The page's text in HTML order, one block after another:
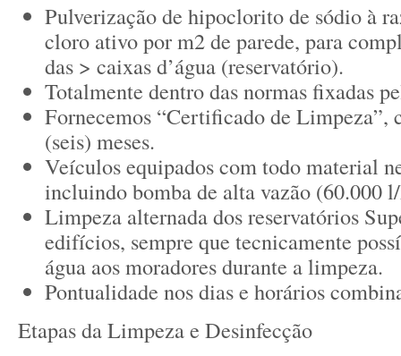
Pulverização de hipoclorito de sódio à
cloro ativo por m2 de parede, para
das > caixas d’água (reservatório).
Totalmente dentro das normas fixadas
Fornecemos “Certificado de Limpeza”,
(seis) meses.
Veículos equipados com todo material
incluindo bomba de alta vazão (60.000
Limpeza alternada dos reservatórios
edifícios, sempre que tecnicamente
água aos moradores durante a limpeza.
Pontualidade nos dias e horários
Etapas da Limpeza e Desinfecção